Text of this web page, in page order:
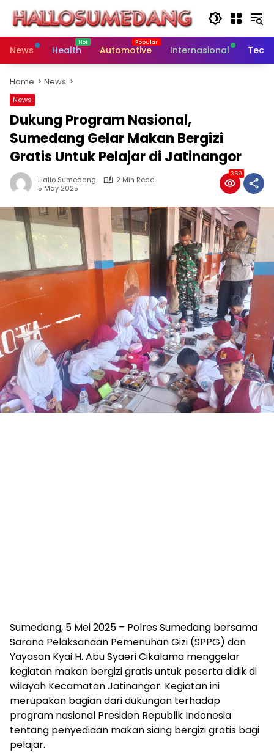
content
News
Health Automotive Internasional
Home News
News
Dukung Program Nasional,
Sumedang Gelar Makan Bergizi
Gratis Untuk Pelajar di Jatinangor
Hallo Sumedang
2 Min Read
5 May 2025
369
Sumedang, 5 Mei 2025 – Polres Sumedang bersama
Sarana Pelaksanaan Pemenuhan Gizi (SPPG) dan
Yayasan Kyai H. Abu Syaeri Cikalama menggelar
kegiatan makan bergizi gratis untuk peserta didik di
wilayah Kecamatan Jatinangor. Kegiatan ini
merupakan bagian dari dukungan terhadap
program nasional Presiden Republik Indonesia
tentang penyediaan makan siang bergizi gratis bagi
pelajar.